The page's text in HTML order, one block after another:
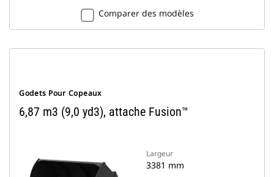
Comparer des modèles
Godets Pour Copeaux
6,87 m3 (9,0 yd3), attache Fusion™
Largeur
3381 mm